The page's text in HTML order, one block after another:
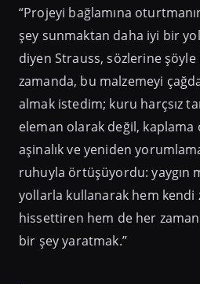
“Projeyi bağlamına
şey sunmaktan daha iyi bir
diyen Strauss, sözlerine şöyle
zamanda, bu malzemeyi
almak istedim; kuru harçsız
eleman olarak değil, kaplama
aşinalık ve yeniden
ruhuyla örtüşüyordu: yaygın
yollarla kullanarak hem kendi
hissettiren hem de her
bir şey yaratmak.”